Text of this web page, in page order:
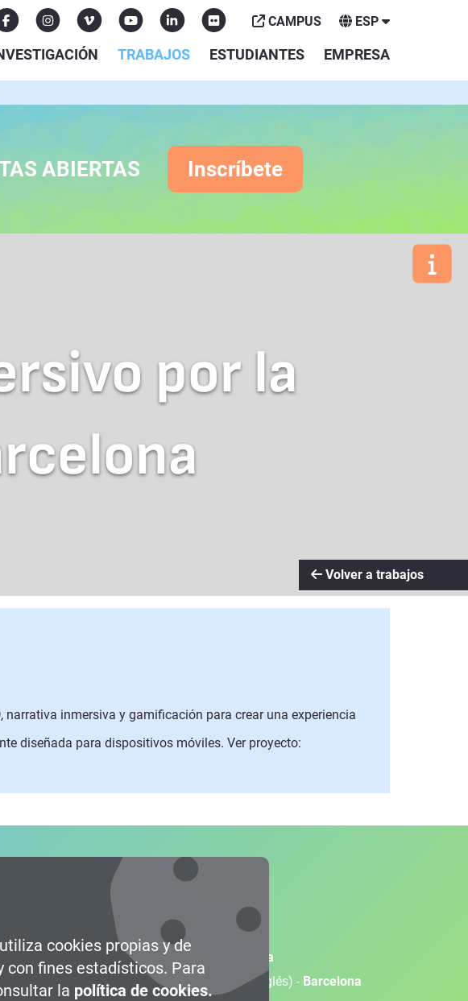
cookies propias y de
con fines estadísticos. Para
la política de cookies.
TRABAJOS ESTUDIANTES EMPRESA
CAMPUS ESP
ABIERTAS Inscríbete
por la
Volver a trabajos
inmersiva y gamificación para crear una experiencia
diseñada para dispositivos móviles. Ver proyecto:
Diseño y Desarrollo de Videojuegos -
Terrassa
Diseño y Desarrollo de Videojuegos (100% Inglés) - Barcelona